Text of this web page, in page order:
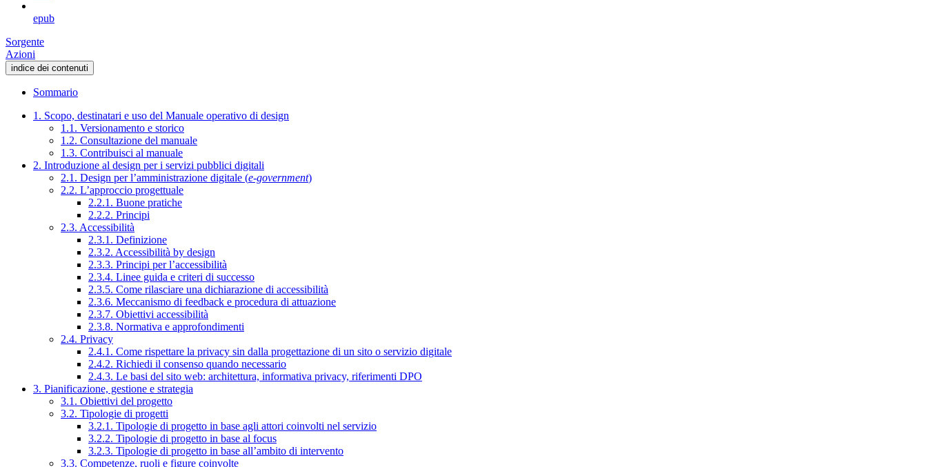
epub
Sorgente
Azioni
indice dei contenuti
Sommario
1. Scopo, destinatari e uso del Manuale operativo di design
1.1. Versionamento e storico
1.2. Consultazione del manuale
1.3. Contribuisci al manuale
2. Introduzione al design per i servizi pubblici digitali
2.1. Design per l’amministrazione digitale (e-government)
2.2. L’approccio progettuale
2.2.1. Buone pratiche
2.2.2. Principi
2.3. Accessibilità
2.3.1. Definizione
2.3.2. Accessibilità by design
2.3.3. Principi per l’accessibilità
2.3.4. Linee guida e criteri di successo
2.3.5. Come rilasciare una dichiarazione di accessibilità
2.3.6. Meccanismo di feedback e procedura di attuazione
2.3.7. Obiettivi accessibilità
2.3.8. Normativa e approfondimenti
2.4. Privacy
2.4.1. Come rispettare la privacy sin dalla progettazione di un sito o servizio digitale
2.4.2. Richiedi il consenso quando necessario
2.4.3. Le basi del sito web: architettura, informativa privacy, riferimenti DPO
3. Pianificazione, gestione e strategia
3.1. Obiettivi del progetto
3.2. Tipologie di progetti
3.2.1. Tipologie di progetto in base agli attori coinvolti nel servizio
3.2.2. Tipologie di progetto in base al focus
3.2.3. Tipologie di progetto in base all’ambito di intervento
3.3. Competenze, ruoli e figure coinvolte